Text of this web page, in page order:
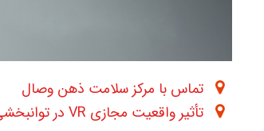
تماس با مرکز سلامت ذهن وصال
تأثیر واقعیت مجازی VR در توانبخشی شناختی سالمندان مبتلا به MCI